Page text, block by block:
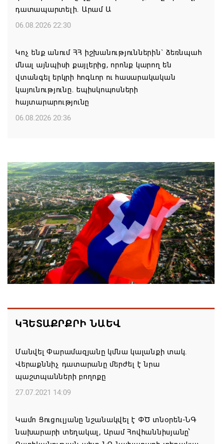
դատապարտելի. Արամ Ա
06.08.2026 22:30
Կոչ ենք անում ՀՀ իշխանություններին` ձեռնպահ
մնալ այնպիսի քայլերից, որոնք կարող են
վտանգել երկրի հոգևոր ու հասարակական
կայունությունը. եպիսկոպոսների
հայտարարությունը
06.08.2026 20:36
այցելելուց․ Մատվիենկո
06.08.2026 20:30
ՌԴ–ն ՀՀ–ից երկաթուղու կոնցեսիոն
կառավարման մասին պաշտոնական դիմում չի
ստացել. Օվերչուկ
06.08.2026 19:03
Հայաստանյայց Առաքելական Եկեղեցու
կառավարության հետ խորացող
հակամարտության պատճառով․ Reuters-ի
Ռուսաստանից Ադրբեջանի տարածքով
«Հայաստան» խմբակցությունը ևս մասնակցելու է
ԿՀԵՏԱՔՐՔՐԻ ՆԱԵՎ
Մանվել Փարամազյանը կմնա կալանքի տակ.
Վերաքննիչ դատարանը մերժել է նրա
պաշտպանների բողոքը
27.07.2021 14:09
Կամո Ցուցուլյանը նշանակվել է ՓԾ տնօրեն-ՆԳ
նախարարի տեղակալ, Արամ Հովհաննիսյանը՝